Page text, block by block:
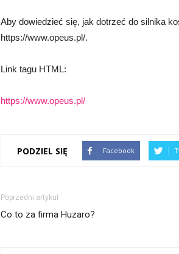
Aby dowiedzieć się, jak dotrzeć do silnika
https://www.opeus.pl/.
Link tagu HTML:
https://www.opeus.pl/
PODZIEL SIĘ Facebook
Poprzedni artykuł
Co to za firma Huzaro?